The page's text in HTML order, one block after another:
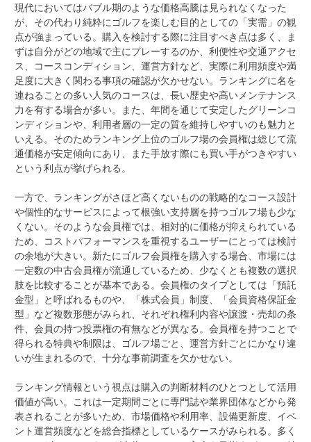
現代においてはバブル期のような価格高騰は見られなくなった
が、その代わり純粋にゴルフを楽しむ目的としての「実需」の観
点が強まっている。購入を検討する際に注目すべき点は多く、ま
ずは自分がどの地域で主にプレーするのか、利便性や交通アクセ
ス、コースコンディション、運営方針など、実際に利用頻度や満
足度に大きく関わる事項の確認が欠かせない。ランキングに名を
連ねることの多い人気のコースは、長い歴史や高いメンテナンス
力を有する場合が多い。また、年間を通じて安定したグリーンコ
ンディションや、利用者層の一定の質を維持しやすいのも魅力と
いえる。そのためランキング上位のゴルフ場の会員権は総じて流
通価格が安定傾向にあり、また手放す際にも買い手がつきやすい
という利点が挙げられる。
一方で、ランキングがさほど高くないものの戦略的なコース設計
や個性的なサービスによって根強い支持層を持つゴルフ場も少な
くない。そのような会員権では、相対的に価格が抑えられている
ため、コストパフォーマンスを重視するユーザーにとっては検討
の余地が大きい。新たにゴルフ会員権を購入する場合、市場には
一定数の中古会員権が流通しているため、少なくとも複数の選択
肢を比較することが基本である。会員権のタイプとしては「預託
金型」と呼ばれるものや、「株式会員」制度、「会員資格保証金
型」など複数形態がみられ、それぞれ権利内容や譲渡・売却の条
件、会員の持つ投票権の有無などが異なる。会員権を持つことで
得られる特典や制限は、ゴルフ場ごと、運営方針ごとにかなり違
いが生まれるので、十分な事前調査を欠かせない。
ランキング情報という視点は購入の判断材料のひとつとして活用
価値が高い。これは一定期間ごとに専門誌や業界団体などから発
表されることが多いため、市場価格や利用率、設備更新度、イベ
ント運営頻度などを総合指標としているケースがみられる。多く